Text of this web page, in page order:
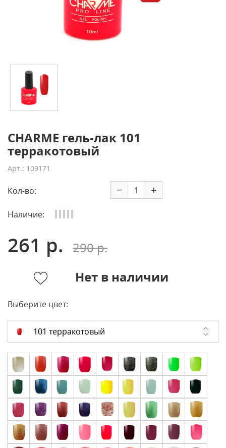
CHARME гель-лак 101
терракотовый
Арт.: 109171
Кол-во: − +
Наличие:
261 р.
290 р.
Нет в наличии
Выберите цвет:
101 терракотовый